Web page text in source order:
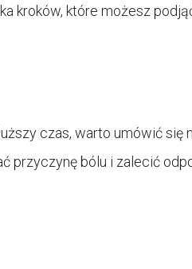
kroków, które możesz
czas, warto umówić się
przyczynę bólu i zalecić